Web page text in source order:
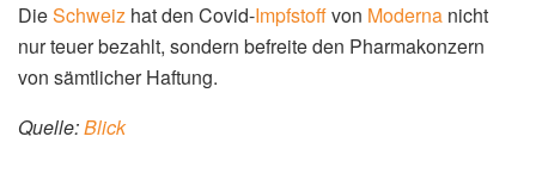
DieSchweiz hat den Covid-Impfstoffvon Moderna nicht
nur teuer bezahlt, sondern befreite den Pharmakonzern
von sämtlicher Haftung.
Quelle:Blick